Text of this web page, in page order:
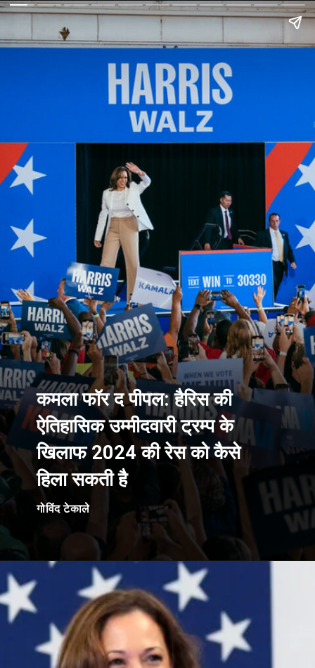
कमला फॉर द पीपल: हैरिस की
ऐतिहासिक उम्मीदवारी ट्रम्प के
खिलाफ 2024 की रेस को कैसे
हिला सकती है
गोविंद टेकाले